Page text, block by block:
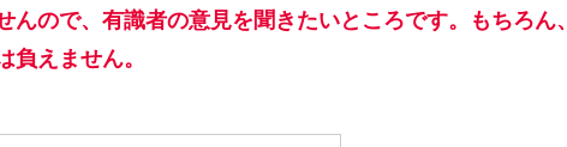
ので、有識者の意見を聞きたいところです。もちろん、
えません。